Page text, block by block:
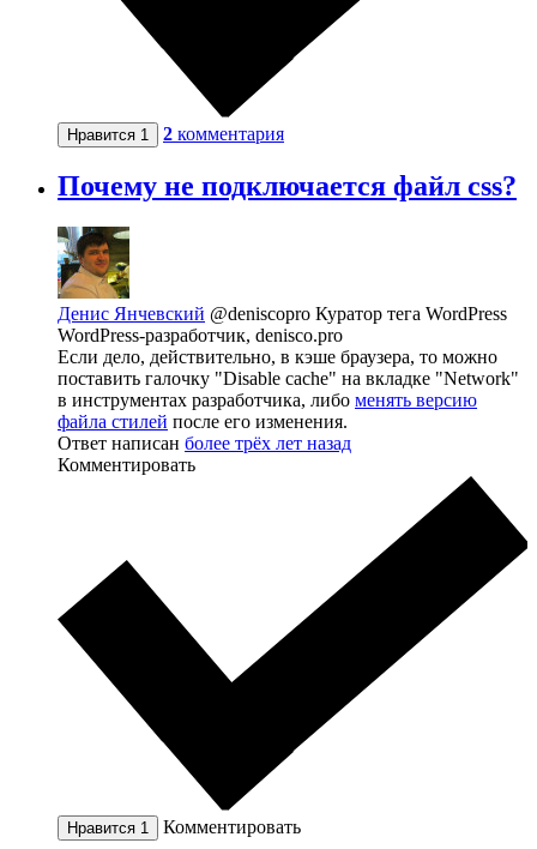
Нравится 1 2 комментария
Почему не подключается файл css?
Денис Янчевский @deniscopro Куратор тега WordPress
WordPress-разработчик, denisco.pro
Если дело, действительно, в кэше браузера, то можно
поставить галочку "Disable cache" на вкладке "Network"
в инструментах разработчика, либо менять версию
файла стилей после его изменения.
Ответ написан более трёх лет назад
Комментировать
Нравится 1 Комментировать